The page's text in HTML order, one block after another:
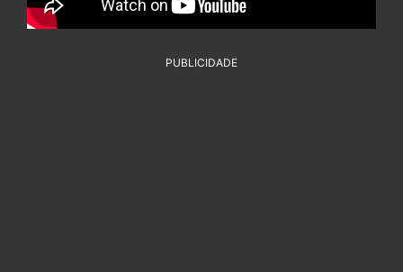
PUBLICIDADE